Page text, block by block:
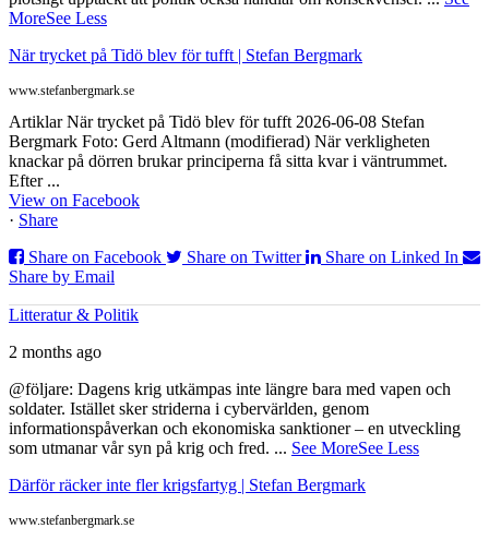
MoreSee Less
När trycket på Tidö blev för tufft | Stefan Bergmark
www.stefanbergmark.se
Artiklar När trycket på Tidö blev för tufft 2026-06-08 Stefan
Bergmark Foto: Gerd Altmann (modifierad) När verkligheten
knackar på dörren brukar principerna få sitta kvar i väntrummet.
Efter ...
View on Facebook
· Share
Share on Facebook
Share on Twitter
Share on Linked In
Share by Email
Litteratur & Politik
2 months ago
@följare: Dagens krig utkämpas inte längre bara med vapen och
soldater. Istället sker striderna i cybervärlden, genom
informationspåverkan och ekonomiska sanktioner – en utveckling
som utmanar vår syn på krig och fred. ... See MoreSee Less
Därför räcker inte fler krigsfartyg | Stefan Bergmark
www.stefanbergmark.se